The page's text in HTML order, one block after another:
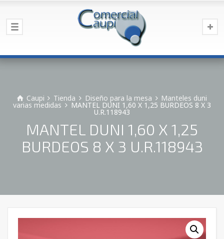
Caupi Tienda Diseño para la mesa Manteles duni
varias medidas MANTEL DUNI 1,60 X 1,25 BURDEOS 8 X 3
U.R.118943
MANTEL DUNI 1,60 X 1,25
BURDEOS 8 X 3 U.R.118943